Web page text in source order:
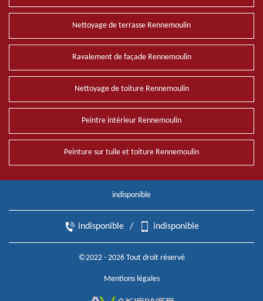
Nettoyage de terrasse Rennemoulin
Ravalement de façade Rennemoulin
Nettoyage de toiture Rennemoulin
Peintre intérieur Rennemoulin
Peinture sur tuile et toiture Rennemoulin
indisponible
indisponible / indisponible
©2022 - 2026 Tout droit réservé
Mentions légales